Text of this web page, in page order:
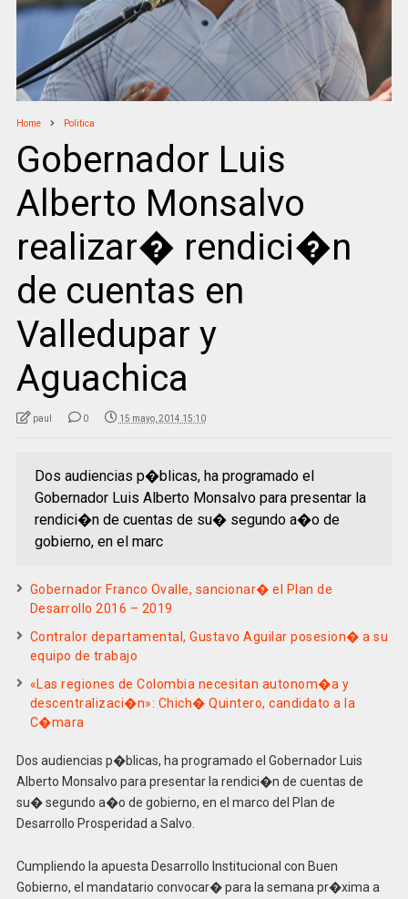
Home Politica
Gobernador Luis
Alberto Monsalvo
realizar� rendici�n
de cuentas en
Valledupar y
Aguachica
paul 0 15 mayo, 2014 15:10
Dos audiencias p�blicas, ha programado el
Gobernador Luis Alberto Monsalvo para presentar la
rendici�n de cuentas de su� segundo a�o de
gobierno, en el marc
Gobernador Franco Ovalle, sancionar� el Plan de
Desarrollo 2016 – 2019
Contralor departamental, Gustavo Aguilar posesion� a su
equipo de trabajo
«Las regiones de Colombia necesitan autonom�a y
descentralizaci�n»: Chich� Quintero, candidato a la
C�mara
Dos audiencias p�blicas, ha programado el Gobernador Luis
Alberto Monsalvo para presentar la rendici�n de cuentas de
su� segundo a�o de gobierno, en el marco del Plan de
Desarrollo Prosperidad a Salvo.
Cumpliendo la apuesta Desarrollo Institucional con Buen
Gobierno, el mandatario convocar� para la semana pr�xima a